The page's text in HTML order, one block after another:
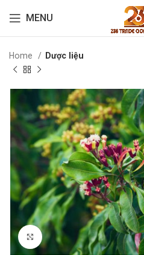
MENU
Home Dược liệu
Click to enlarge